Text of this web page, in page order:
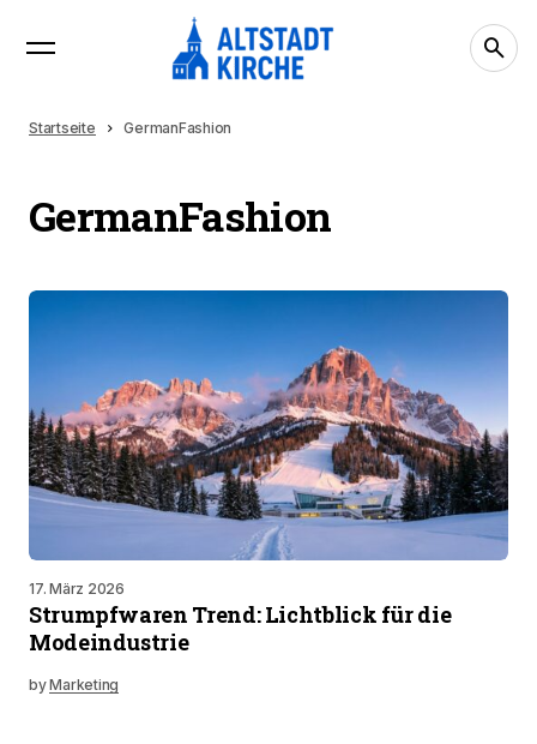
Startseite GermanFashion
GermanFashion
17. März 2026
Strumpfwaren Trend: Lichtblick für die
Modeindustrie
byMarketing